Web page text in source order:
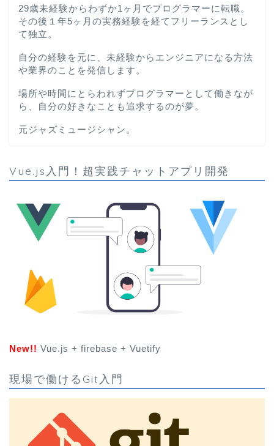
29歳未経験からわずか1ヶ月でプログラマーに転職。
その後１年5ヶ月の実務経験を経てフリーランスとし
て独立。
自分の経験を元に、未経験からエンジニアになる方法
や業界のことを発信します。
場所や時間にとらわれずプログラマーとして働きなが
ら、自分の好きなことも追求するのが夢。
元ジャズミュージシャン。
Vue.js入門！超実践チャットアプリ開発
New!! Vue.js + firebase + Vuetify
現場で働けるGit入門